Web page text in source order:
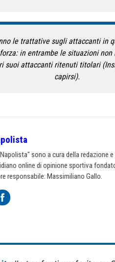
le trattative sugli attaccanti in
in entrambe le situazioni
suoi attaccanti ritenuti titolari
capirsi).
sono a cura della redazione
online di opinione sportiva
responsabile: Massimiliano Gallo.